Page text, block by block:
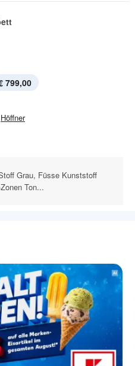
799,00
Höffner
Grau, Füsse Kunststoff
Ton...